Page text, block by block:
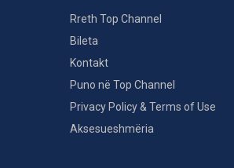
Rreth Top Channel
Bileta
Kontakt
Puno në Top Channel
Privacy Policy & Terms of Use
Aksesueshmëria